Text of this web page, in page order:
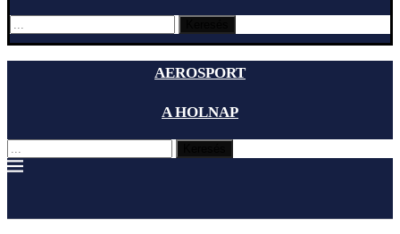
AEROSPORT
A HOLNAP